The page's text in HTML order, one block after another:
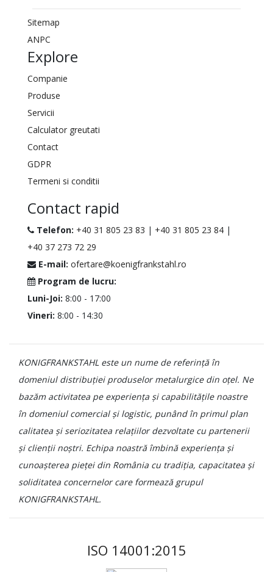
Sitemap
ANPC
Explore
Companie
Produse
Servicii
Calculator greutati
Contact
GDPR
Termeni si conditii
Contact rapid
Telefon: +40 31 805 23 83 | +40 31 805 23 84 |
+40 37 273 72 29
E-mail: ofertare@koenigfrankstahl.ro
Program de lucru:
Luni-Joi: 8:00 - 17:00
Vineri: 8:00 - 14:30
KONIGFRANKSTAHL este un nume de referință în
domeniul distribuției produselor metalurgice din oțel. Ne
bazăm activitatea pe experiența și capabilitățile noastre
în domeniul comercial și logistic, punând în primul plan
calitatea și seriozitatea relațiilor dezvoltate cu partenerii
și clienții noștri. Echipa noastră îmbină experiența și
cunoașterea pieței din România cu tradiția, capacitatea și
soliditatea concernelor care formează grupul
KONIGFRANKSTAHL.
ISO 14001:2015